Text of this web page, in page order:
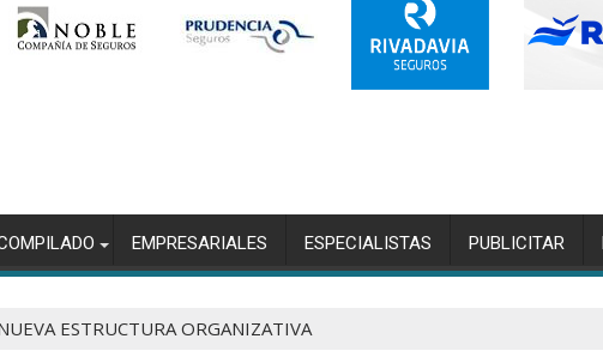
EMPRESARIALES ESPECIALISTAS PUBLICITAR
ESTRUCTURA ORGANIZATIVA